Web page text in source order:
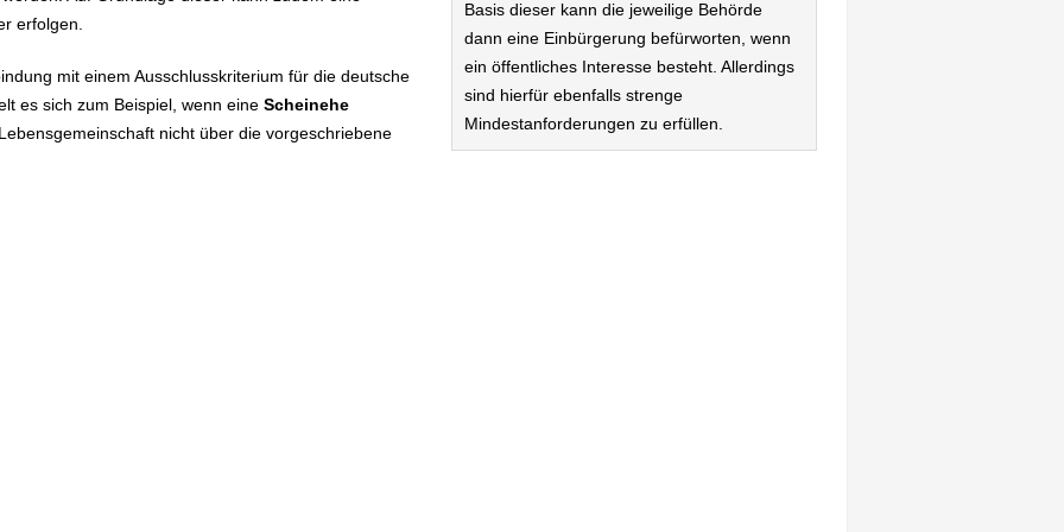
Basis dieser kann die jeweilige Behörde
dann eine Einbürgerung befürworten, wenn
ein öffentliches Interesse besteht. Allerdings
sind hierfür ebenfalls strenge
Mindestanforderungen zu erfüllen.
erfolgen.
mit einem Ausschlusskriterium für die deutsche
es sich zum Beispiel, wenn eine Scheinehe
nicht über die vorgeschriebene